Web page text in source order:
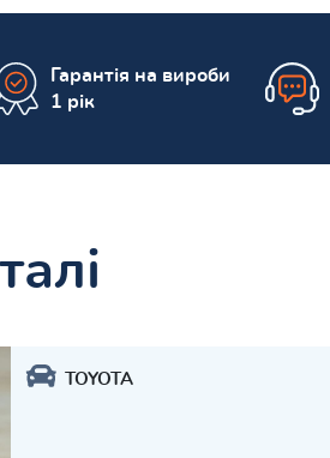
Гарантія на вироби
1 рік
TOYOTA